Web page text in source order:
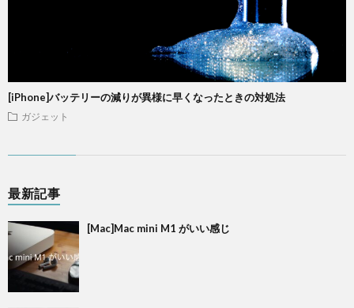
[iPhone]バッテリーの減りが異様に早くなったときの対処法
ガジェット
最新記事
[Mac]Mac mini M1 がいい感じ